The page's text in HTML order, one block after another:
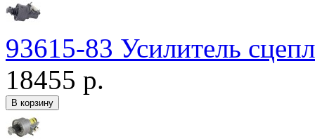
93615-83 Усилитель
18455 р.